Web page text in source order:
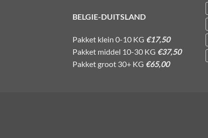
BELGIE-DUITSLAND
Pakket klein 0-10 KG €17,50
Pakket middel 10-30 KG €37,50
Pakket groot 30+ KG €65,00